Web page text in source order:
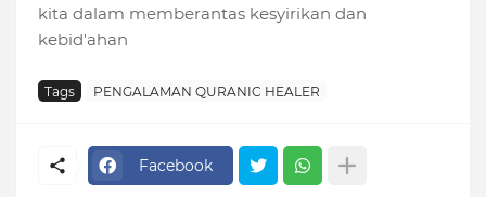
kita dalam memberantas kesyirikan dan
kebid'ahan
Tags PENGALAMAN QURANIC HEALER
Facebook